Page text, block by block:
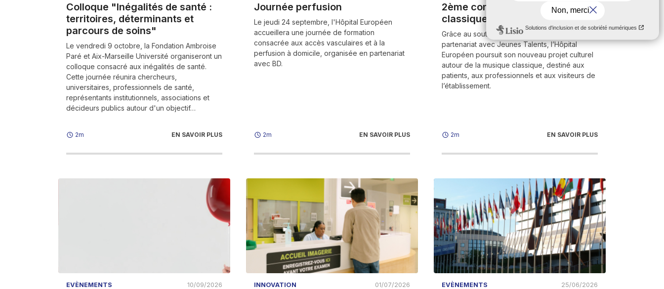
Colloque "Inégalités de santé :
territoires, déterminants et
parcours de soins"
Le vendredi 9 octobre, la Fondation Ambroise
Paré et Aix-Marseille Université organiseront un
colloque consacré aux inégalités de santé.
Cette journée réunira chercheurs,
universitaires, professionnels de santé,
représentants institutionnels, associations et
décideurs publics autour d'un objectif…
2m EN SAVOIR PLUS
Journée perfusion
Le jeudi 24 septembre, l'Hôpital Européen
accueillera une journée de formation
consacrée aux accès vasculaires et à la
perfusion à domicile, organisée en partenariat
avec BD.
2m EN SAVOIR PLUS
2ème concert de musique
classique
Grâce au soutien du mécène Generali et en
partenariat avec Jeunes Talents, l’Hôpital
Européen poursuit son nouveau projet culturel
autour de la musique classique, destiné aux
patients, aux professionnels et aux visiteurs de
l’établissement.
2m EN SAVOIR PLUS
EVÈNEMENTS 10/09/2026 INNOVATION 01/07/2026 EVÈNEMENTS 25/06/2026